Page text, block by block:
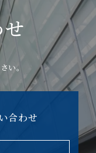
い。
合わせ